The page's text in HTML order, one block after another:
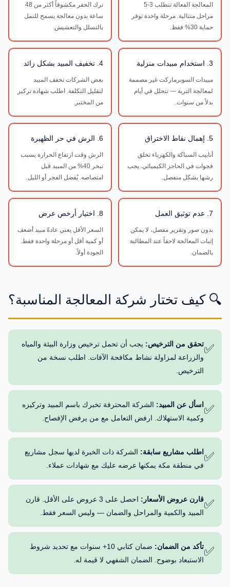
المعالجة الفعالة تتطلب 3-5
مراحل متتالية. مرحلة واحدة توفر
حماية 30% فقط.
ترك الحفر مكشوفاً أكثر من 48
ساعة بدون معالجة يسمح للنمل
بالتسلل والتعشيش.
3. استخدام مبيدات منزلية
مبيدات السوبرماركت غير مصممة
لمعالجة التربة — تتحلل في أيام
بدلاً من سنوات.
4. تخفيف المبيد بشكل زائد
بعض الشركات تخفف المبيد
لتقليل التكلفة. اطلب شهادة تركيز
من المختبر.
5. إهمال نقاط الاختراق
أنابيب السباكة والكهرباء تخلق
فجوات في الحاجز الكيميائي. يجب
رشها بشكل منفصل.
6. الرش في حر الظهيرة
الرش وقت ارتفاع الحرارة يسبب
تبخر 40% من المبيد قبل
امتصاصه. يُفضل الفجر أو الليل.
7. عدم توثيق العمل
بدون صور وتقرير مفصل، لا يمكن
إثبات المعالجة لاحقاً عند المطالبة
بالضمان.
8. اختيار أرخص عرض
السعر الأقل يعني عادةً مبيد أضعف
أو كمية أقل أو مرحلة واحدة فقط.
الجودة أولاً.
🔍 كيف تختار شركة المعالجة المناسبة؟
✅تحقق من الترخيص: يجب أن تحمل ترخيص وزارة البيئة والمياه
والزراعة لمزاولة نشاط مكافحة الآفات. اطلب نسخة من
الترخيص.
✅ اسأل عن المبيد: الشركة المحترفة تخبرك باسم المبيد وتركيزه
وكمية الاستهلاك. ارفض التعامل مع من يرفض الإفصاح.
✅ اطلب مشاريع سابقة: الشركة ذات الخبرة لديها سجل مشاريع
في منطقة مكة يمكنها عرضه عليك مع شهادات عملاء.
✅قارن عروض الأسعار:
احصل على 3 عروض على الأقل. قارن
المبيد والكمية والمراحل والضمان — وليس السعر فقط.
✅تأكد من الضمان:
ضمان كتابي 10+ سنوات مع تحديد شروط
الاستبعاد بوضوح. الضمان الشفهي لا قيمة له.